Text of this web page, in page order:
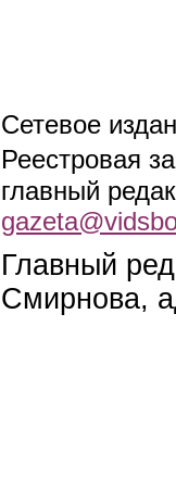
Сетевое
Реестровая
главный
Главный
Смирнова,